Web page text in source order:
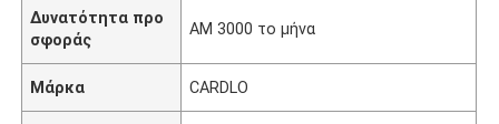
Δυνατότητα προ
σφοράς
ΑΜ 3000 το μήνα
Μάρκα CARDLO